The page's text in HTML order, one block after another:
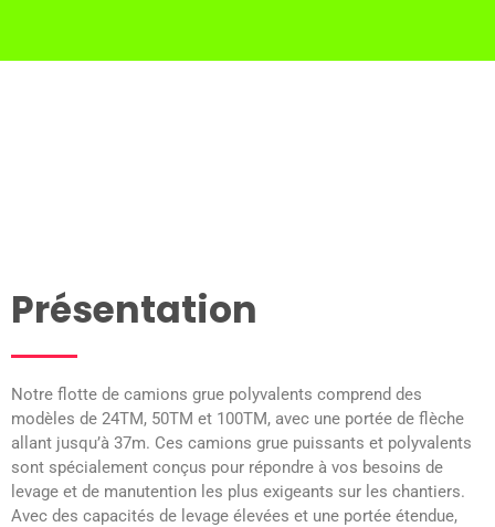
Présentation
Notre flotte de camions grue polyvalents comprend des
modèles de 24TM, 50TM et 100TM, avec une portée de flèche
allant jusqu’à 37m. Ces camions grue puissants et polyvalents
sont spécialement conçus pour répondre à vos besoins de
levage et de manutention les plus exigeants sur les chantiers.
Avec des capacités de levage élevées et une portée étendue,